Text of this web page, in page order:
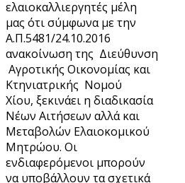
ελαιοκαλλιεργητές μέλη
μας ότι σύμφωνα με την
Α.Π.5481/24.10.2016
ανακοίνωση της Διεύθυνση
Αγροτικής Οικονομίας και
Κτηνιατρικής Νομού
Χίου, ξεκινάει η διαδικασία
Νέων Αιτήσεων αλλά και
Μεταβολών Ελαιοκομικού
Μητρώου. Οι
ενδιαφερόμενοι μπορούν
να υποβάλλουν τα σχετικά